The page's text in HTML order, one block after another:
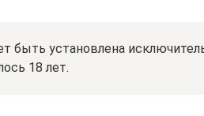
быть установлена
18 лет.